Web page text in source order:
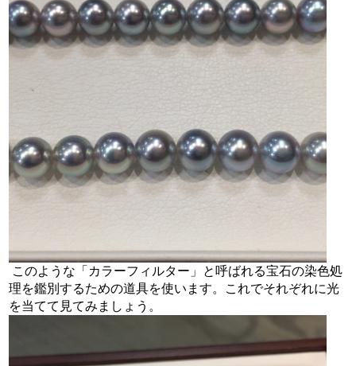
このような「カラーフィルター」と呼ばれる宝石の染色処
理を鑑別するための道具を使います。これでそれぞれに光
を当てて見てみましょう。